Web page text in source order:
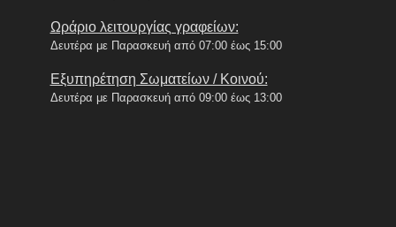
Ωράριο λειτουργίας γραφείων:
Δευτέρα με Παρασκευή από 07:00 έως 15:00
Εξυπηρέτηση Σωματείων / Κοινού:
Δευτέρα με Παρασκευή από 09:00 έως 13:00